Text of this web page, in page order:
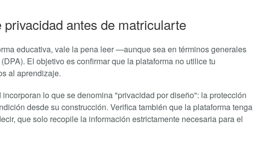
antes de matricularte
educativa, vale la pena leer —aunque sea en términos generales
El objetivo es confirmar que la plataforma no utilice tu
al aprendizaje.
lo que se denomina "privacidad por diseño": la protección
desde su construcción. Verifica también que la plataforma tenga
que solo recopile la información estrictamente necesaria para el